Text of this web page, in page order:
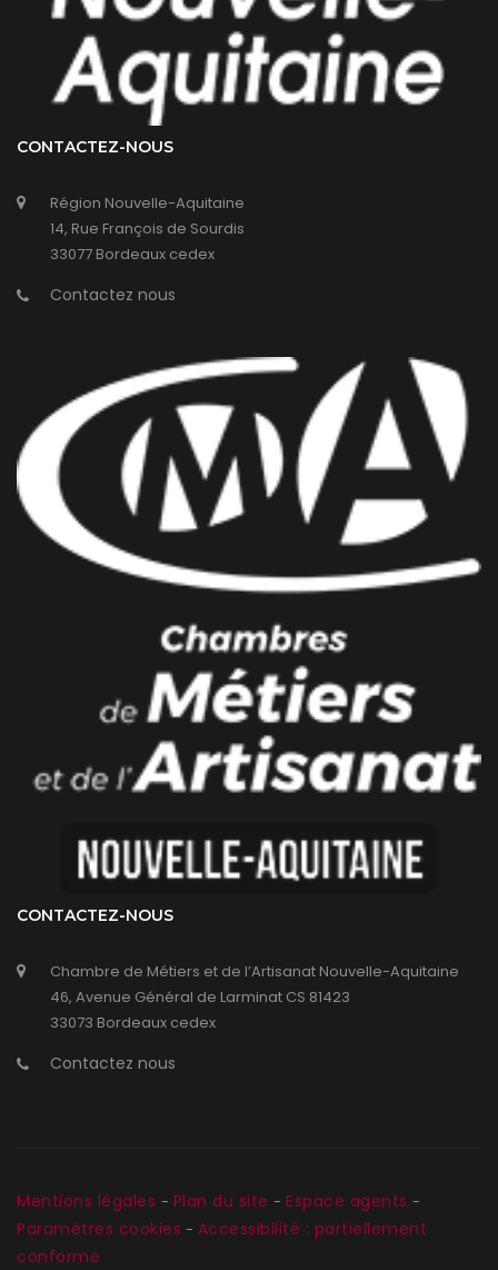
CONTACTEZ-NOUS
Région Nouvelle-Aquitaine
14, Rue François de Sourdis
33077 Bordeaux cedex
Contactez nous
CONTACTEZ-NOUS
Chambre de Métiers et de l’Artisanat Nouvelle-Aquitaine
46, Avenue Général de Larminat CS 81423
33073 Bordeaux cedex
Contactez nous
Mentions légales - Plan du site - Espace agents -
Paramètres cookies - Accessibilité : partiellement
conforme